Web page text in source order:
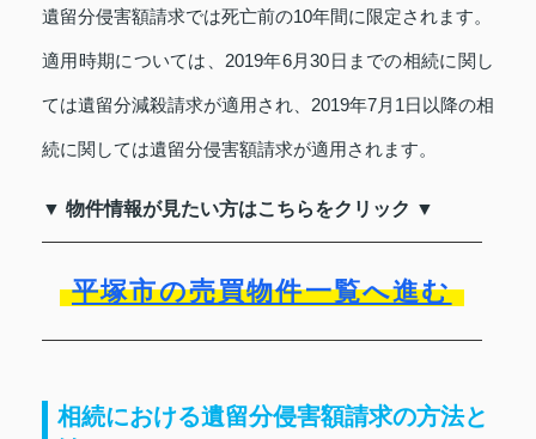
遺留分侵害額請求では死亡前の10年間に限定されます。
適用時期については、2019年6月30日までの相続に関し
ては遺留分減殺請求が適用され、2019年7月1日以降の相
続に関しては遺留分侵害額請求が適用されます。
▼ 物件情報が見たい方はこちらをクリック ▼
平塚市の売買物件一覧へ進む
相続における遺留分侵害額請求の方法と